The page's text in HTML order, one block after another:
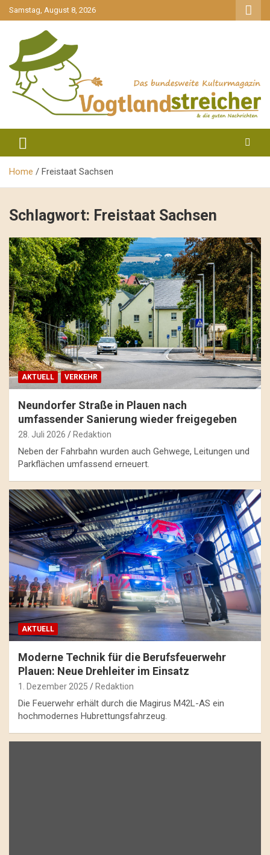
gehe
zum
Samstag, August 8, 2026
Vogtlandstreicher
Home Freistaat Sachsen
Schlagwort: Freistaat Sachsen
AKTUELL VERKEHR
Neundorfer Straße in Plauen nach
umfassender Sanierung wieder freigegeben
28. Juli 2026 Redaktion
Neben der Fahrbahn wurden auch Gehwege, Leitungen und
Parkflächen umfassend erneuert.
AKTUELL
Moderne Technik für die Berufsfeuerwehr
Plauen: Neue Drehleiter im Einsatz
1. Dezember 2025 Redaktion
Die Feuerwehr erhält durch die Magirus M42L-AS ein
hochmodernes Hubrettungsfahrzeug.